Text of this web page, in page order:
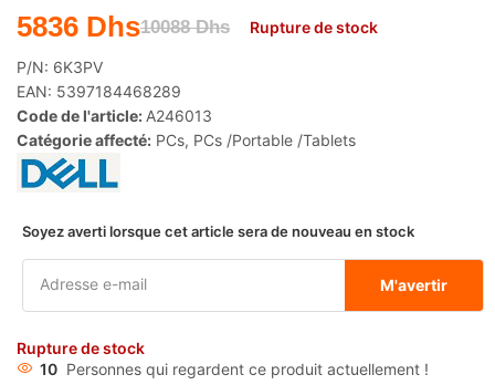
10088Dhs
5836 Dhs Rupture de stock
P/N: 6K3PV
EAN: 5397184468289
Code de l'article: A246013
Catégorie affecté: PCs, PCs /Portable /Tablets
Soyez averti lorsque cet article sera de nouveau en stock
M'avertir
Rupture de stock
10 Personnes qui regardent ce produit actuellement !